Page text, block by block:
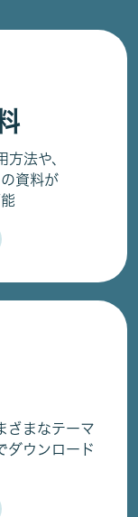
法や、
資料が
ざまなテーマ
ダウンロード